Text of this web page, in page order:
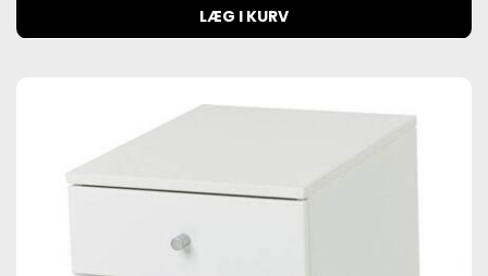
LÆG I KURV